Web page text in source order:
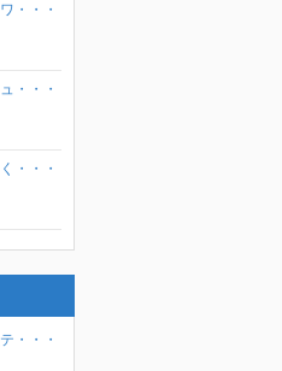
・・・
・・・
・・・
・・・